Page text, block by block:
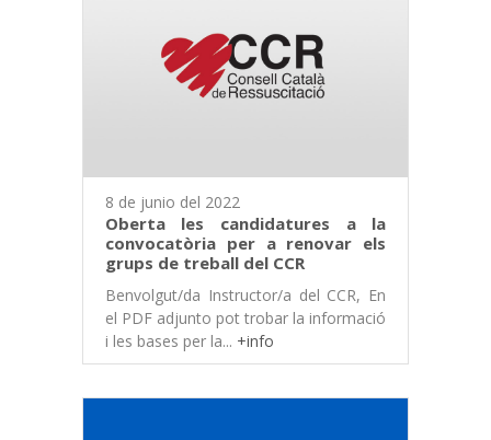
8 de junio del 2022
Oberta les candidatures a la
convocatòria per a renovar els
grups de treball del CCR
Benvolgut/da Instructor/a del CCR, En
el PDF adjunto pot trobar la informació
i les bases per la... +info